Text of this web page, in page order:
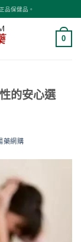
品保健品。
0
的安心選
藥網購